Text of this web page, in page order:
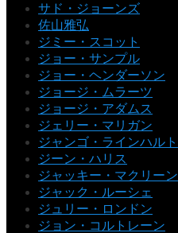
サド・ジョーンズ
佐山雅弘
ジミー・スコット
ジョー・サンプル
ジョー・ヘンダーソン
ジョージ・ムラーツ
ジョージ・アダムス
ジェリー・マリガン
ジャンゴ・ラインハルト
ジーン・ハリス
ジャッキー・マクリーン
ジャック・ルーシェ
ジュリー・ロンドン
ジョン・コルトレーン